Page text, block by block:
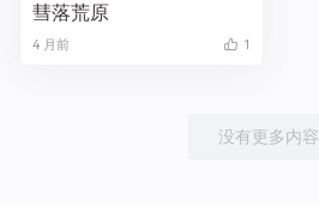
彗落荒原
4 月前 1
没有更多内容